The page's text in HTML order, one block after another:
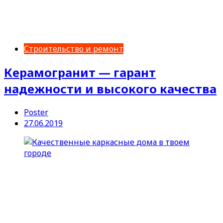
Строительство и ремонт
Керамогранит — гарант
надежности и высокого качества
Poster
27.06.2019